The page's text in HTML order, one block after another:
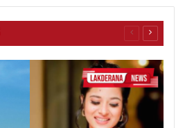
Previous
page page